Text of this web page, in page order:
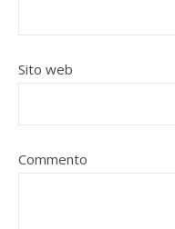
Sito web
Commento